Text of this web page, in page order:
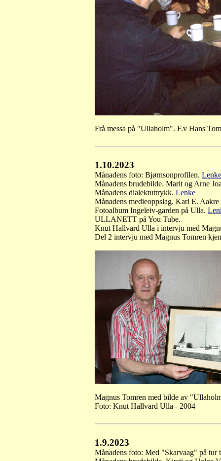
Frå messa på "Ullaholm". F.v Hans
1.10.2023
Månadens foto: Bjørnsonprofilen. Lenke
Månadens brudebilde. Marit og Arne
Månadens dialektuttrykk. Lenke
Månadens medieoppslag. Karl E.
Fotoalbum Ingeleiv-garden på Ulla.
ULLANETT på You Tube.
Knut Hallvard Ulla i intervju med
Del 2 intervju med Magnus Tomren
Magnus Tomren med bilde av
Foto: Knut Hallvard Ulla - 2004
1.9.2023
Månadens foto: Med "Skarvaag" på